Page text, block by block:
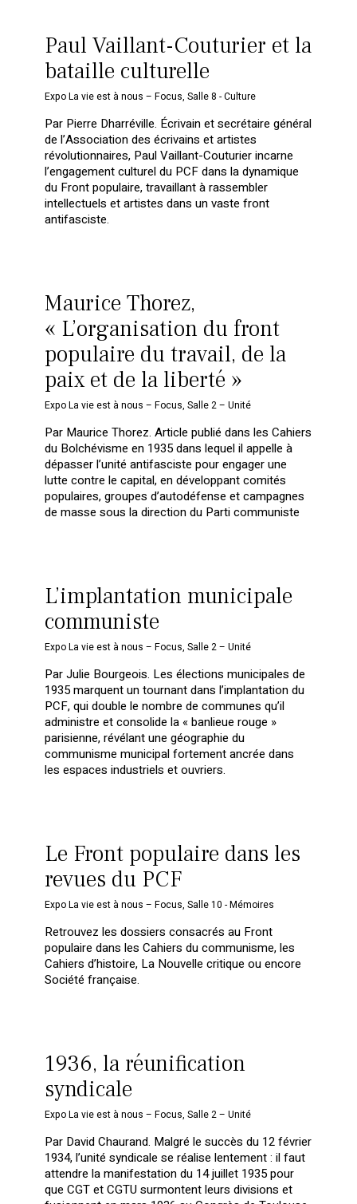
Paul Vaillant-Couturier et la
bataille culturelle
Expo La vie est à nous – Focus,Salle 8 - Culture
Par Pierre Dharréville. Écrivain et secrétaire général
de l’Association des écrivains et artistes
révolutionnaires, Paul Vaillant-Couturier incarne
l’engagement culturel du PCF dans la dynamique
du Front populaire, travaillant à rassembler
intellectuels et artistes dans un vaste front
antifasciste.
Maurice Thorez,
« L’organisation du front
populaire du travail, de la
paix et de la liberté »
Expo La vie est à nous – Focus,Salle 2 – Unité
Par Maurice Thorez. Article publié dans les Cahiers
du Bolchévisme en 1935 dans lequel il appelle à
dépasser l’unité antifasciste pour engager une
lutte contre le capital, en développant comités
populaires, groupes d’autodéfense et campagnes
de masse sous la direction du Parti communiste
L’implantation municipale
communiste
Expo La vie est à nous – Focus,Salle 2 – Unité
Par Julie Bourgeois. Les élections municipales de
1935 marquent un tournant dans l’implantation du
PCF, qui double le nombre de communes qu’il
administre et consolide la « banlieue rouge »
parisienne, révélant une géographie du
communisme municipal fortement ancrée dans
les espaces industriels et ouvriers.
Le Front populaire dans les
revues du PCF
Expo La vie est à nous – Focus,Salle 10 - Mémoires
Retrouvez les dossiers consacrés au Front
populaire dans les Cahiers du communisme, les
Cahiers d’histoire, La Nouvelle critique ou encore
Société française.
1936, la réunification
syndicale
Expo La vie est à nous – Focus,Salle 2 – Unité
Par David Chaurand. Malgré le succès du 12 février
1934, l’unité syndicale se réalise lentement : il faut
attendre la manifestation du 14 juillet 1935 pour
que CGT et CGTU surmontent leurs divisions et